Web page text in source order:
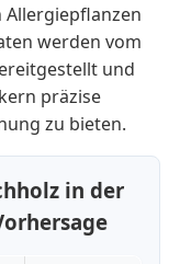
werden vom
und
präzise
zu bieten.
in der